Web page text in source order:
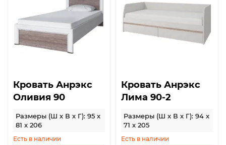
Кровать Анрэкс
Оливия 90
Размеры (Ш x В x Г): 95 x
81 x 206
Есть в наличии
Кровать Анрэкс
Лима 90-2
Размеры (Ш x В x Г): 94 x
71 x 205
Есть в наличии